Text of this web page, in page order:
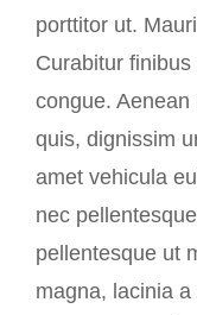
porttitor ut.
Curabitur
congue.
quis, dignissim
amet vehicula
nec
pellentesque ut
magna, lacinia